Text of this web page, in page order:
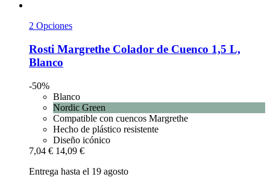
2 Opciones
Rosti Margrethe Colador de Cuenco 1,5 L,
Blanco
-50%
Blanco
Nordic Green
Compatible con cuencos Margrethe
Hecho de plástico resistente
Diseño icónico
7,04 € 14,09 €
Entrega hasta el 19 agosto